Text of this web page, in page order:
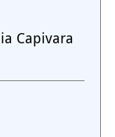
Capivara